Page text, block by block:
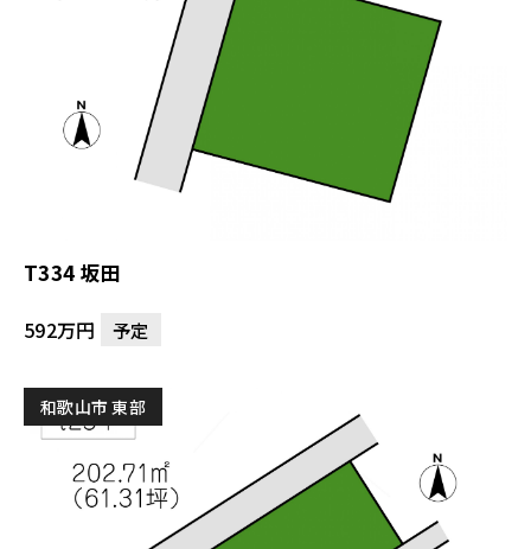
T334 坂田
592万円 予定
和歌山市 東部